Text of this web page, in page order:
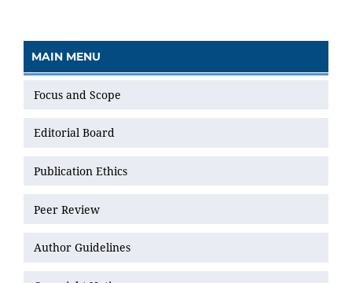
MAIN MENU
Focus and Scope
Editorial Board
Publication Ethics
Peer Review
Author Guidelines